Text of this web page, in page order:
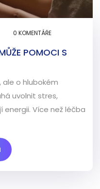
0 KOMENTÁŘE
POMOCI S
ale o hlubokém
uvolnit stres,
energii. Více než léčba